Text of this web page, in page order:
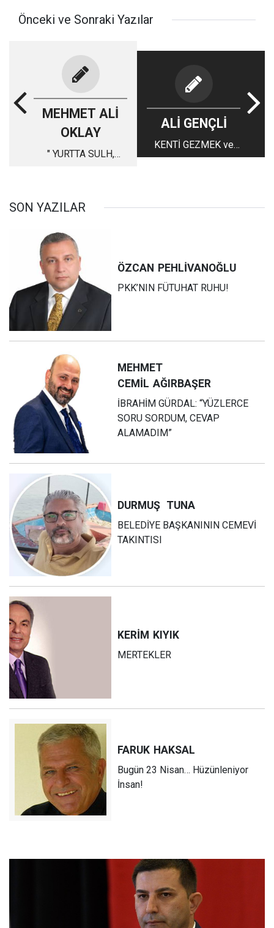
Önceki ve Sonraki Yazılar
MEHMET ALİ
OKLAY
" YURTTA SULH,
ALİ GENÇLİ
KENTİ GEZMEK ve
GÖZLEMLEMEK (2)
SON YAZILAR
ÖZCAN PEHLİVANOĞLU
PKK’NIN FÜTUHAT RUHU!
MEHMET
CEMİL AĞIRBAŞER
İBRAHİM GÜRDAL: “YÜZLERCE
SORU SORDUM, CEVAP
ALAMADIM”
DURMUŞ TUNA
BELEDİYE BAŞKANININ CEMEVİ
TAKINTISI
KERİM KIYIK
MERTEKLER
FARUK HAKSAL
Bugün 23 Nisan… Hüzünleniyor
İnsan!